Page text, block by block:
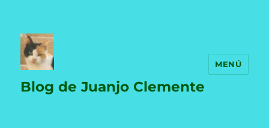
Blog de Juanjo Clemente
MENÚ